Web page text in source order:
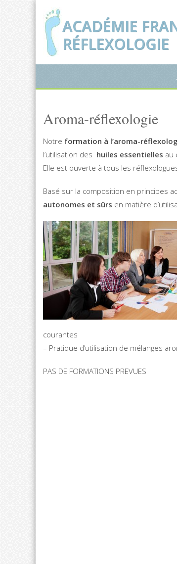
ACADÉMIE
RÉFLEXOLOGIE
Aroma-réflexologie
Notre formation à l’aroma-
l’utilisation des huiles essentielles au
Elle est ouverte à tous les
Basé sur la composition en principes
autonomes et sûrs en matière
courantes
– Pratique d’utilisation de mélanges
PAS DE FORMATIONS PREVUES